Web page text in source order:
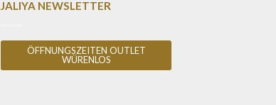
JALIYA NEWSLETTER
ÖFFNUNGSZEITEN OUTLET
WÜRENLOS